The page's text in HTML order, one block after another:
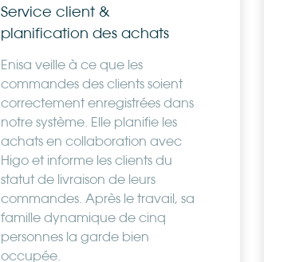
Service client &
planification des achats
Enisa veille à ce que les
commandes des clients soient
correctement enregistrées dans
notre système. Elle planifie les
achats en collaboration avec
Higo et informe les clients du
statut de livraison de leurs
commandes. Après le travail, sa
famille dynamique de cinq
personnes la garde bien
occupée.